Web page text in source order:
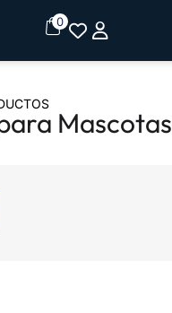
0
Mascotas